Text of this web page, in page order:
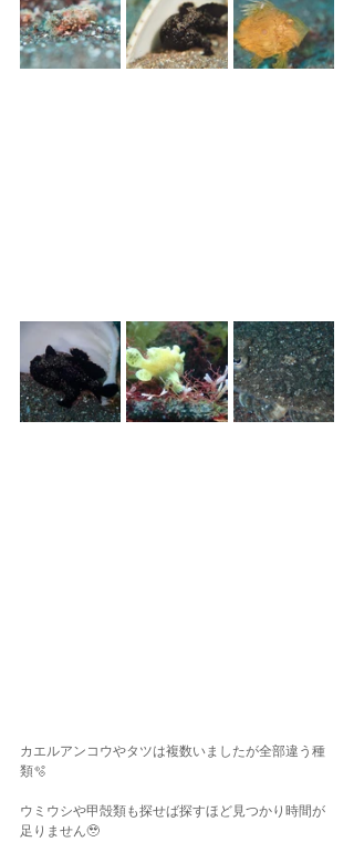
カエルアンコウやタツは複数いましたが全部違う種
類🫧
ウミウシや甲殻類も探せば探すほど見つかり時間が
足りません🥹